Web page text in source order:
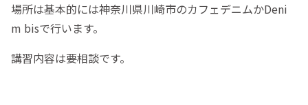
場所は基本的には神奈川県川崎市のカフェデニムかDeni
m bisで行います。
講習内容は要相談です。